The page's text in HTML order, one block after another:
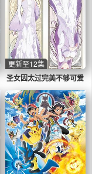
圣女因太过完美不够可爱
而被废除婚约并卖到邻国
更新至12集